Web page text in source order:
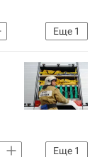
Еще 1
Еще 1